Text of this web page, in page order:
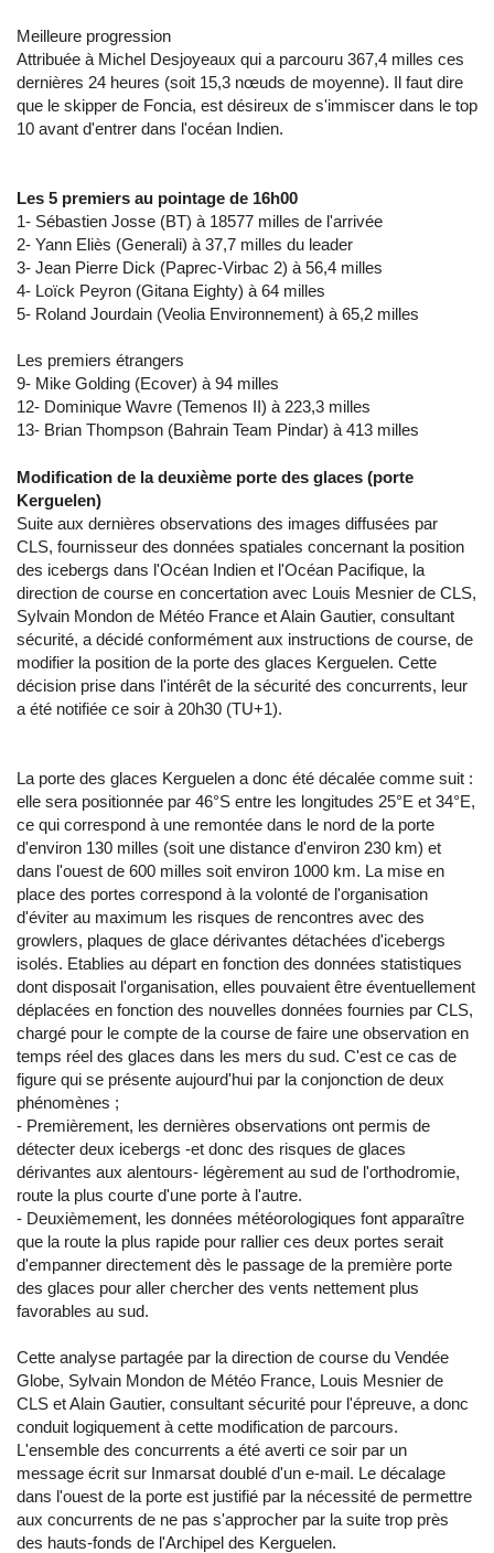
Meilleure progression
Attribuée à Michel Desjoyeaux qui a parcouru 367,4 milles ces
dernières 24 heures (soit 15,3 nœuds de moyenne). Il faut dire
que le skipper de Foncia, est désireux de s'immiscer dans le top
10 avant d'entrer dans l'océan Indien.
Les 5 premiers au pointage de 16h00
1- Sébastien Josse (BT) à 18577 milles de l'arrivée
2- Yann Eliès (Generali) à 37,7 milles du leader
3- Jean Pierre Dick (Paprec-Virbac 2) à 56,4 milles
4- Loïck Peyron (Gitana Eighty) à 64 milles
5- Roland Jourdain (Veolia Environnement) à 65,2 milles
Les premiers étrangers
9- Mike Golding (Ecover) à 94 milles
12- Dominique Wavre (Temenos II) à 223,3 milles
13- Brian Thompson (Bahrain Team Pindar) à 413 milles
Modification de la deuxième porte des glaces (porte
Kerguelen)
Suite aux dernières observations des images diffusées par
CLS, fournisseur des données spatiales concernant la position
des icebergs dans l'Océan Indien et l'Océan Pacifique, la
direction de course en concertation avec Louis Mesnier de CLS,
Sylvain Mondon de Météo France et Alain Gautier, consultant
sécurité, a décidé conformément aux instructions de course, de
modifier la position de la porte des glaces Kerguelen. Cette
décision prise dans l'intérêt de la sécurité des concurrents, leur
a été notifiée ce soir à 20h30 (TU+1).
La porte des glaces Kerguelen a donc été décalée comme suit :
elle sera positionnée par 46°S entre les longitudes 25°E et 34°E,
ce qui correspond à une remontée dans le nord de la porte
d'environ 130 milles (soit une distance d'environ 230 km) et
dans l'ouest de 600 milles soit environ 1000 km. La mise en
place des portes correspond à la volonté de l'organisation
d'éviter au maximum les risques de rencontres avec des
growlers, plaques de glace dérivantes détachées d'icebergs
isolés. Etablies au départ en fonction des données statistiques
dont disposait l'organisation, elles pouvaient être éventuellement
déplacées en fonction des nouvelles données fournies par CLS,
chargé pour le compte de la course de faire une observation en
temps réel des glaces dans les mers du sud. C'est ce cas de
figure qui se présente aujourd'hui par la conjonction de deux
phénomènes ;
- Premièrement, les dernières observations ont permis de
détecter deux icebergs -et donc des risques de glaces
dérivantes aux alentours- légèrement au sud de l'orthodromie,
route la plus courte d'une porte à l'autre.
- Deuxièmement, les données météorologiques font apparaître
que la route la plus rapide pour rallier ces deux portes serait
d'empanner directement dès le passage de la première porte
des glaces pour aller chercher des vents nettement plus
favorables au sud.
Cette analyse partagée par la direction de course du Vendée
Globe, Sylvain Mondon de Météo France, Louis Mesnier de
CLS et Alain Gautier, consultant sécurité pour l'épreuve, a donc
conduit logiquement à cette modification de parcours.
L'ensemble des concurrents a été averti ce soir par un
message écrit sur Inmarsat doublé d'un e-mail. Le décalage
dans l'ouest de la porte est justifié par la nécessité de permettre
aux concurrents de ne pas s'approcher par la suite trop près
des hauts-fonds de l'Archipel des Kerguelen.